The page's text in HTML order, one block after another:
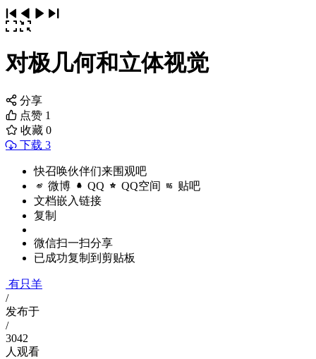
对极几何和立体视觉
分享
点赞 1
收藏 0
下载 3
快召唤伙伴们来围观吧
微博 QQ QQ空间 贴吧
文档嵌入链接
复制
微信扫一扫分享
已成功复制到剪贴板
有只羊
/
发布于
/
3042
人观看